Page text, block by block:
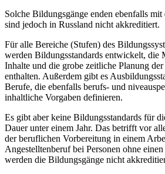
Solche Bildungsgänge enden ebenfalls
sind jedoch in Russland nicht akkreditiert.
Für alle Bereiche (Stufen) des
werden Bildungsstandards entwickelt, die
Inhalte und die grobe zeitliche Planung
enthalten. Außerdem gibt es
Berufe, die ebenfalls berufs- und
inhaltliche Vorgaben definieren.
Es gibt aber keine Bildungsstandards für
Dauer unter einem Jahr. Das betrifft vor
der beruflichen Vorbereitung in einem
Angestelltenberuf bei Personen ohne
werden die Bildungsgänge nicht